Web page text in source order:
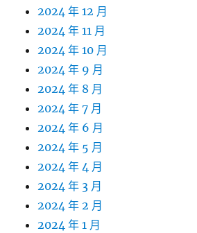
2024 年 12 月
2024 年 11 月
2024 年 10 月
2024 年 9 月
2024 年 8 月
2024 年 7 月
2024 年 6 月
2024 年 5 月
2024 年 4 月
2024 年 3 月
2024 年 2 月
2024 年 1 月